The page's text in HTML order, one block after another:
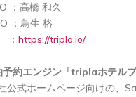
：高橋 和久
：鳥生 格
https://tripla.io/
予約エンジン「triplaホテル
公式ホームページ向けの、